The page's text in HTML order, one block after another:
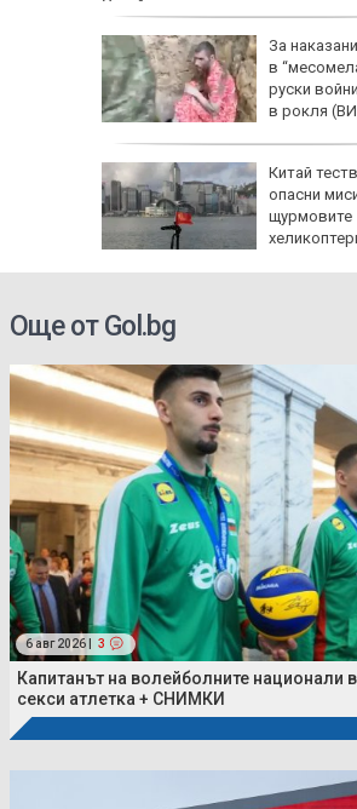
Украйна
За
в
руски
в рокля
Китай
опасни
щурмовите
Още от Gol.bg
6 авг 2026 | 3
Капитанът на волейболните национали
секси атлетка + СНИМКИ